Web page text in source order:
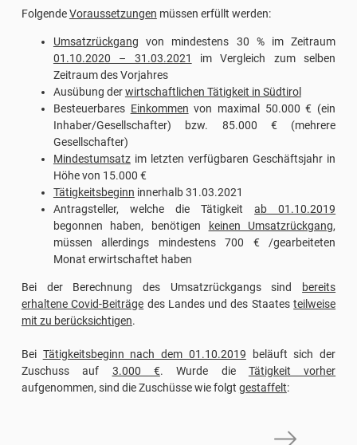
FolgendeVoraussetzungen müssen erfüllt werden:
Umsatzrückgang von mindestens 30 % im Zeitraum
01.10.2020 – 31.03.2021
im Vergleich zum selben
Zeitraum des Vorjahres
Ausübung derwirtschaftlichen Tätigkeit in Südtirol
Besteuerbares Einkommen von maximal 50.000 € (ein
Inhaber/Gesellschafter) bzw. 85.000 € (mehrere
Gesellschafter)
Mindestumsatzim letzten verfügbaren Geschäftsjahr in
Höhe von 15.000 €
Tätigkeitsbeginn innerhalb 31.03.2021
Antragsteller, welche die Tätigkeitab 01.10.2019
begonnen haben, benötigen
keinen Umsatzrückgang,
müssen allerdings mindestens 700 € /gearbeiteten
Monat erwirtschaftet haben
Bei der Berechnung des Umsatzrückgangs sind
bereits
erhaltene Covid-Beiträge des Landes und des Staatesteilweise
mit zu berücksichtigen.
Bei Tätigkeitsbeginn nach dem 01.10.2019 beläuft sich der
Zuschuss auf 3.000 €. Wurde die Tätigkeit vorher
aufgenommen, sind die Zuschüsse wie folgt gestaffelt: